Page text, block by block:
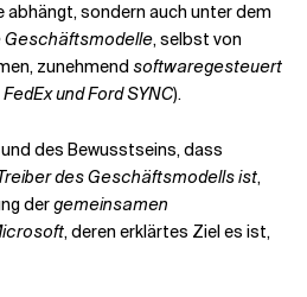
sondern auch unter dem
Geschäftsmodelle, selbst von
zunehmend softwaregesteuert
und Ford SYNC).
des Bewusstseins, dass
des Geschäftsmodells ist,
dergemeinsamen
, deren erklärtes Ziel es ist,